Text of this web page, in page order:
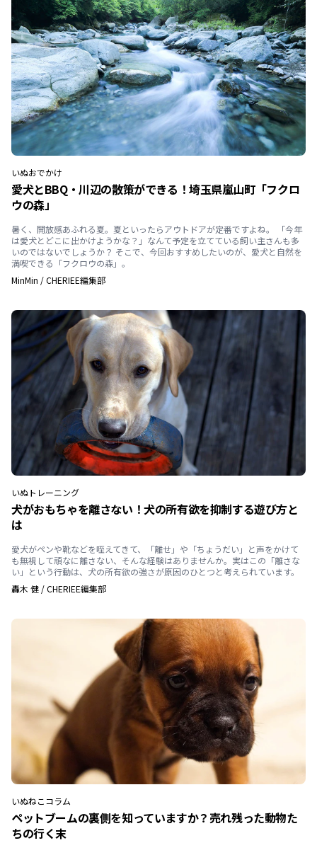
いぬおでかけ
愛犬とBBQ・川辺の散策ができる！埼玉県嵐山町「フクロ
ウの森」
暑く、開放感あふれる夏。夏といったらアウトドアが定番ですよね。 「今年
は愛犬とどこに出かけようかな？」なんて予定を立てている飼い主さんも多
いのではないでしょうか？ そこで、今回おすすめしたいのが、愛犬と自然を
満喫できる「フクロウの森」。
MinMin /CHERIEE編集部
いぬトレーニング
犬がおもちゃを離さない！犬の所有欲を抑制する遊び方と
は
愛犬がペンや靴などを咥えてきて、「離せ」や「ちょうだい」と声をかけて
も無視して頑なに離さない、そんな経験はありませんか。実はこの「離さな
い」という行動は、犬の所有欲の強さが原因のひとつと考えられています。
轟木 健 /CHERIEE編集部
いぬねこコラム
ペットブームの裏側を知っていますか？売れ残った動物た
ちの行く末